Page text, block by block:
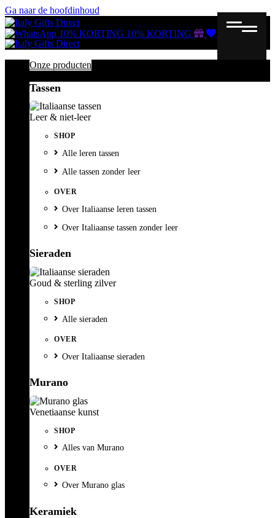
Ga naar de hoofdinhoud
10% KORTING 10% KORTING Gutscheine
Wunschliste
Warenkorb
Onze producten
Tassen
Leer & niet-leer
SHOP
Alle leren tassen
Alle tassen zonder leer
OVER
Over Italiaanse leren tassen
Over Italiaanse tassen zonder leer
Sieraden
Goud & sterling zilver
SHOP
Alle sieraden
OVER
Over Italiaanse sieraden
Murano
Venetiaanse kunst
SHOP
Alles van Murano
OVER
Over Murano glas
Keramiek